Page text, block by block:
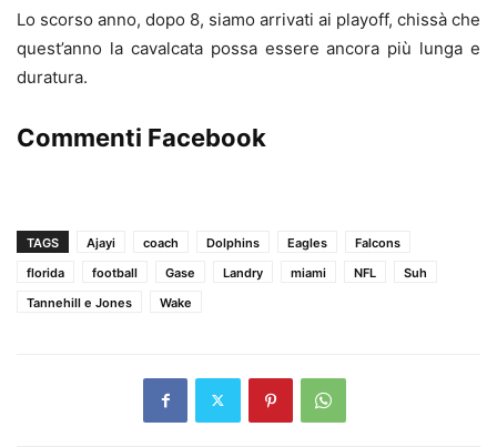
Lo scorso anno, dopo 8, siamo arrivati ai playoff, chissà che
quest’anno la cavalcata possa essere ancora più lunga e
duratura.
Commenti Facebook
TAGS Ajayi coach Dolphins Eagles
Falcons
florida
football Gase Landry miami NFL
Suh
Tannehill e Jones
Wake